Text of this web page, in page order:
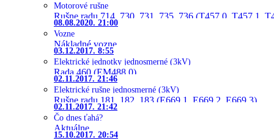
Motorové rušne
Rušne radu 714, 730, 731, 735, 736 (T457.0, T457.1,
08.08.2020. 21:00
Vozne
Nákladné vozne
03.12.2017. 8:55
Elektrické jednotky jednosmerné (3kV)
Rada 460 (EM488.0)
02.11.2017. 21:46
Elektrické rušne jednosmerné (3kV)
Rušne radu 181, 182, 183 (E669.1, E669.2, E669.3)
02.11.2017. 21:42
Čo dnes ťahá?
Aktuálne
15.10.2017. 20:54